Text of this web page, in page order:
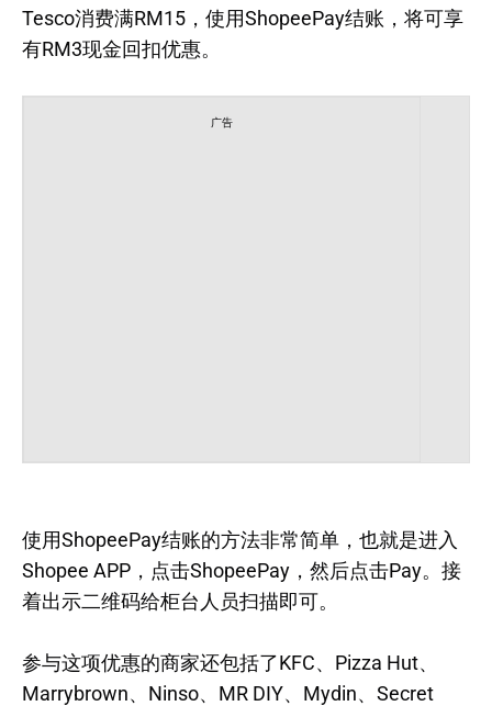
Tesco消费满RM15，使用ShopeePay结账，将可享
有RM3现金回扣优惠。
广告
使用ShopeePay结账的方法非常简单，也就是进入
Shopee APP，点击ShopeePay，然后点击Pay。接
着出示二维码给柜台人员扫描即可。
参与这项优惠的商家还包括了KFC、Pizza Hut、
Marrybrown、Ninso、MR DIY、Mydin、Secret